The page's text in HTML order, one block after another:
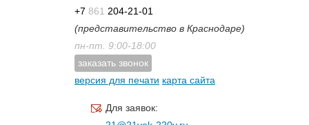
+7 861 204-21-01
(представительство в Краснодаре)
пн-пт. 9:00-18:00
заказать звонок
версия для печати карта сайта
Для заявок: